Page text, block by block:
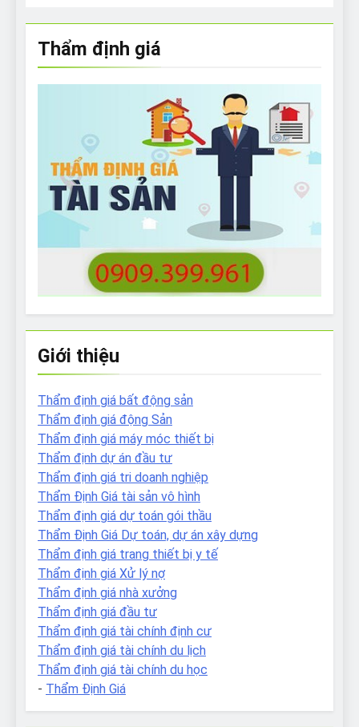
Thẩm định giá
Giới thiệu
Thẩm định giá bất động sản
Thẩm định giá động Sản
Thẩm định giá máy móc thiết bị
Thẩm định dự án đầu tư
Thẩm định giá tri doanh nghiệp
Thẩm Định Giá tài sản vô hình
Thẩm định giá dự toán gói thầu
Thẩm Định Giá Dự toán, dự án xây dựng
Thẩm định giá trang thiết bị y tế
Thẩm định giá Xử lý nợ
Thẩm định giá nhà xưởng
Thẩm định giá đầu tư
Thẩm định giá tài chính định cư
Thẩm định giá tài chính du lịch
Thẩm định giá tài chính du học
- Thẩm Định Giá